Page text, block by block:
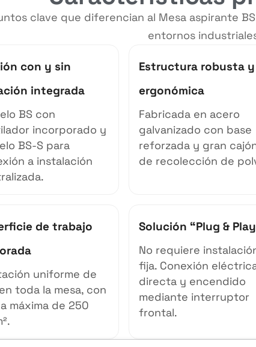
clave que diferencian al Mesa aspirante
entornos
con y sin
integrada
BS con
incorporado y
BS-S para
a instalación
Estructura robusta y
ergonómica
Fabricada en acero
galvanizado con base
reforzada y gran
de recolección de
de trabajo
uniforme de
toda la mesa, con
máxima de 250
Solución “Plug &
No requiere
fija. Conexión
directa y encendido
mediante interruptor
frontal.